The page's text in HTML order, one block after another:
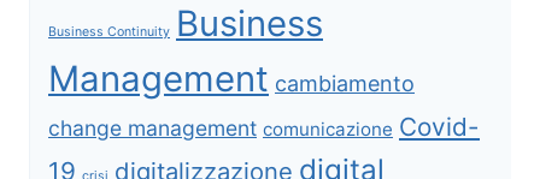
Business Continuity Business
Management cambiamento
change management comunicazione Covid-
19 crisi digitalizzazione digital